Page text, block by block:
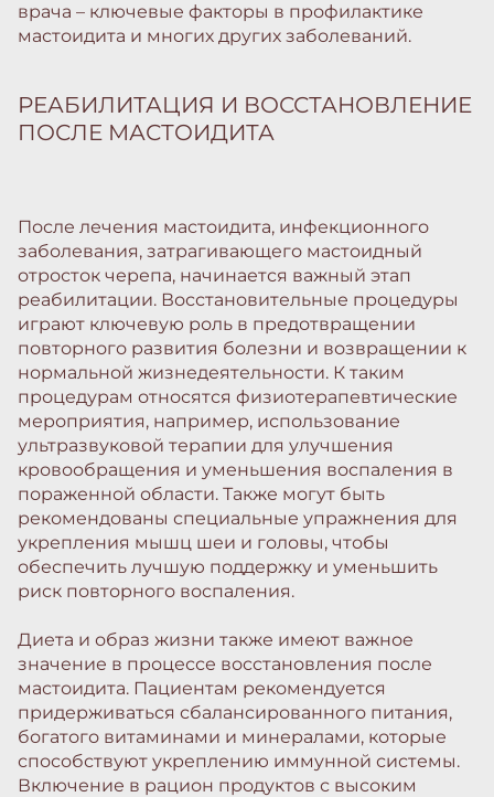
врача – ключевые факторы в профилактике
мастоидита и многих других заболеваний.
РЕАБИЛИТАЦИЯ И ВОССТАНОВЛЕНИЕ
ПОСЛЕ МАСТОИДИТА
После лечения мастоидита, инфекционного
заболевания, затрагивающего мастоидный
отросток черепа, начинается важный этап
реабилитации. Восстановительные процедуры
играют ключевую роль в предотвращении
повторного развития болезни и возвращении к
нормальной жизнедеятельности. К таким
процедурам относятся физиотерапевтические
мероприятия, например, использование
ультразвуковой терапии для улучшения
кровообращения и уменьшения воспаления в
пораженной области. Также могут быть
рекомендованы специальные упражнения для
укрепления мышц шеи и головы, чтобы
обеспечить лучшую поддержку и уменьшить
риск повторного воспаления.
Диета и образ жизни также имеют важное
значение в процессе восстановления после
мастоидита. Пациентам рекомендуется
придерживаться сбалансированного питания,
богатого витаминами и минералами, которые
способствуют укреплению иммунной системы.
Включение в рацион продуктов с высоким